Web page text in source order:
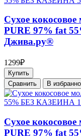
Сухое
PURE 97% fat
Джива.ру®
1299₽
Купить
Cравнить
В
Сухое
PURE 97% fat